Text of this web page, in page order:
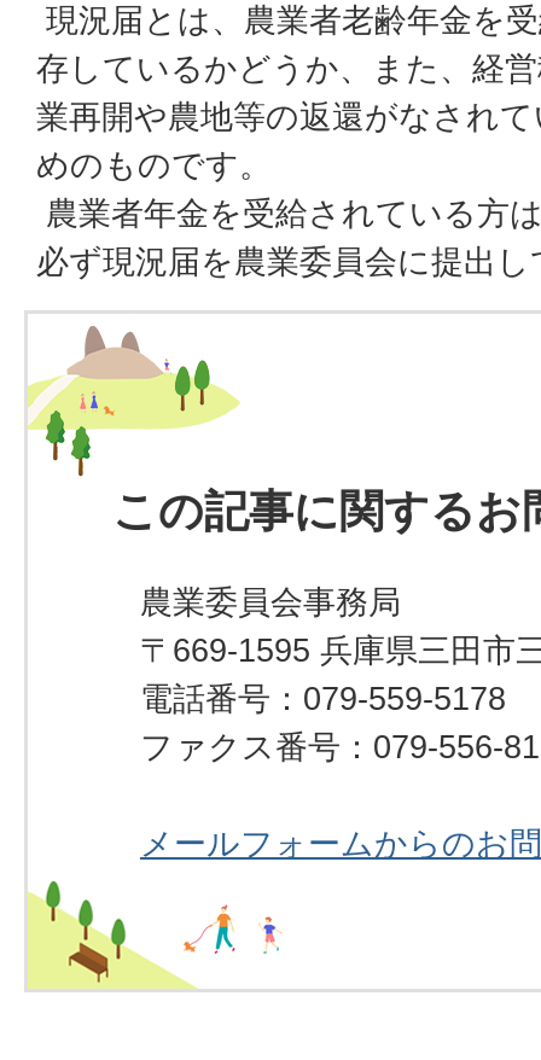
現況届とは、農業者老齢年金を
存しているかどうか、また、経
業再開や農地等の返還がなされ
めのものです。
農業者年金を受給されている方
必ず現況届を農業委員会に提出
この記事に関するお
農業委員会事務局
〒669-1595 兵庫県三田市
電話番号：079-559-5178
ファクス番号：079-556-
メールフォームからのお